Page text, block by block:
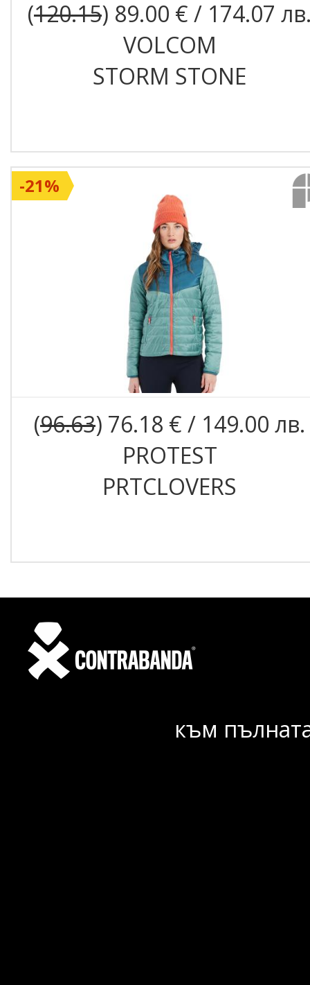
(120.15) 89.00 € / 174.07
VOLCOM
STORM STONE
(96.63) 76.18 € / 149.00 лв.
PROTEST
PRTCLOVERS
-21%
към